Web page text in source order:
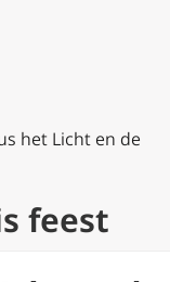
het Licht en de
feest